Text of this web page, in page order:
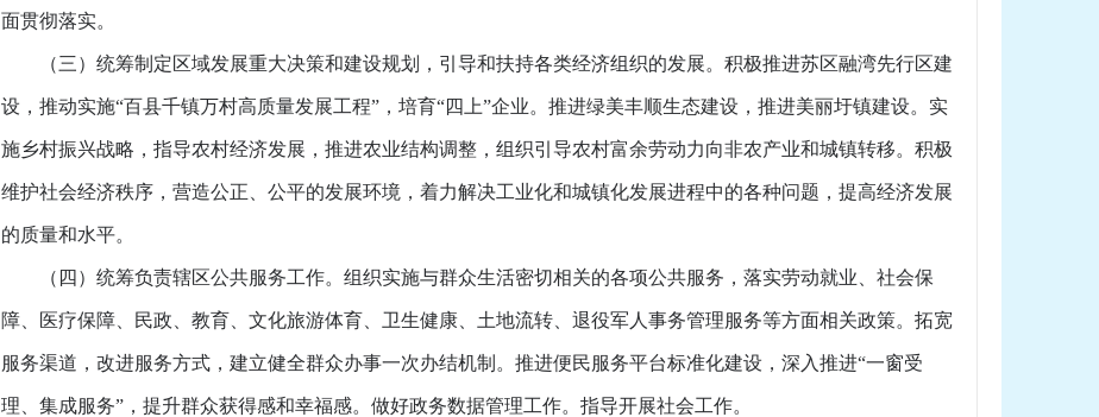
面贯彻落实。
（三）统筹制定区域发展重大决策和建设规划，引导和扶持各类经济组织的发展。积极推进苏区融湾先行区建
设，推动实施“百县千镇万村高质量发展工程”，培育“四上”企业。推进绿美丰顺生态建设，推进美丽圩镇建设。实
施乡村振兴战略，指导农村经济发展，推进农业结构调整，组织引导农村富余劳动力向非农产业和城镇转移。积极
维护社会经济秩序，营造公正、公平的发展环境，着力解决工业化和城镇化发展进程中的各种问题，提高经济发展
的质量和水平。
（四）统筹负责辖区公共服务工作。组织实施与群众生活密切相关的各项公共服务，落实劳动就业、社会保
障、医疗保障、民政、教育、文化旅游体育、卫生健康、土地流转、退役军人事务管理服务等方面相关政策。拓宽
服务渠道，改进服务方式，建立健全群众办事一次办结机制。推进便民服务平台标准化建设，深入推进“一窗受
理、集成服务”，提升群众获得感和幸福感。做好政务数据管理工作。指导开展社会工作。